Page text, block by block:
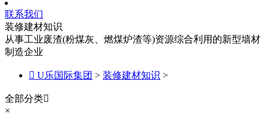
联系我们
装修建材知识
从事工业废渣(粉煤灰、燃煤炉渣等)资源综合利用的新型墙材
制造企业
 U乐国际集团 > 装修建材知识 >
全部分类
×